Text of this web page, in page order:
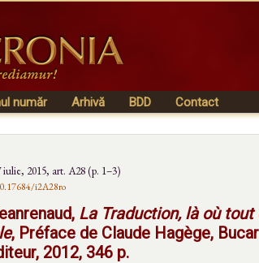
număr Arhivă BDD Contact
iulie, 2015, art. A28 (p. 1–3)
i2A28ro
La Traduction, là où tout
, Préface de Claude Hagège,
2012, 346 p.